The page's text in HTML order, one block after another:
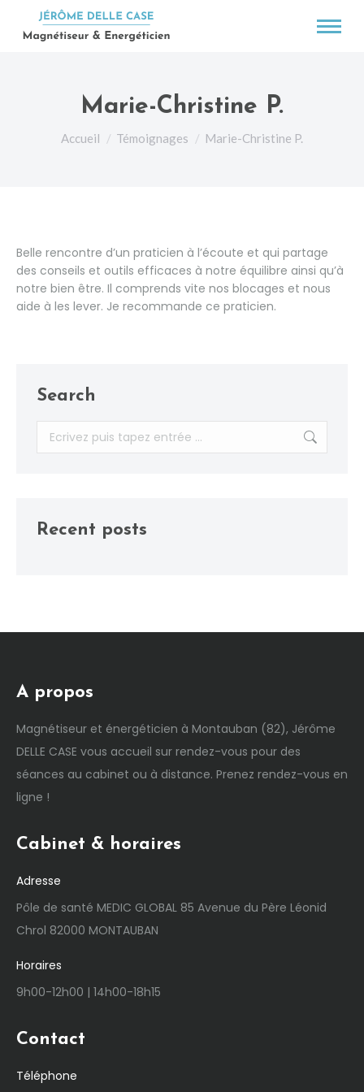
Marie-Christine P.
Vous êtes ici :
Accueil Témoignages Marie-Christine P.
Belle rencontre d’un praticien à l’écoute et qui partage
des conseils et outils efficaces à notre équilibre ainsi qu’à
notre bien être. Il comprends vite nos blocages et nous
aide à les lever. Je recommande ce praticien.
Search
Recherche
:
Recent posts
A propos
Magnétiseur et énergéticien à Montauban (82), Jérôme
DELLE CASE vous accueil sur rendez-vous pour des
séances au cabinet ou à distance. Prenez rendez-vous en
ligne !
Cabinet & horaires
Adresse
Pôle de santé MEDIC GLOBAL 85 Avenue du Père Léonid
Chrol 82000 MONTAUBAN
Horaires
9h00-12h00 | 14h00-18h15
Contact
Téléphone